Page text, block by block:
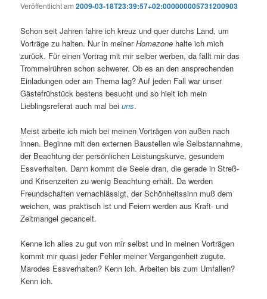
Veröffentlicht am2009-03-18T23:39:57+02:000000005731200903
Schon seit Jahren fahre ich kreuz und quer durchs Land, um
Vorträge zu halten. Nur in meinerHomezone halte ich mich
zurück. Für einen Vortrag mit mir selber werben, da fällt mir das
Trommelrühren schon schwerer. Ob es an den ansprechenden
Einladungen oder am Thema lag? Auf jeden Fall war unser
Gästefrühstück bestens besucht und so hielt ich mein
Lieblingsreferat auch mal beiuns.
Meist arbeite ich mich bei meinen Vorträgen von außen nach
innen. Beginne mit den externen Baustellen wie Selbstannahme,
der Beachtung der persönlichen Leistungskurve, gesundem
Essverhalten. Dann kommt die Seele dran, die gerade in Streß-
und Krisenzeiten zu wenig Beachtung erhält. Da werden
Freundschaften vernachlässigt, der Schönheitssinn muß dem
weichen, was praktisch ist und Feiern werden aus Kraft- und
Zeitmangel gecancelt.
Kenne ich alles zu gut von mir selbst und in meinen Vorträgen
kommt mir quasi jeder Fehler meiner Vergangenheit zugute.
Marodes Essverhalten? Kenn ich. Arbeiten bis zum Umfallen?
Kenn ich.